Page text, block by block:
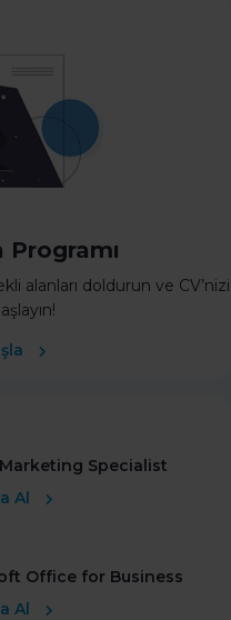
Programı
alanları doldurun ve CV’nizi
Specialist
Al
Office for Business
Al